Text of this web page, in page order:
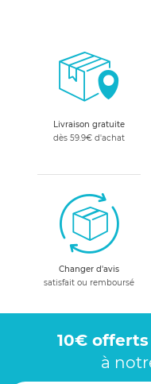
Livraison gratuite
dès 59.9€ d'achat
Changer d'avis
satisfait ou remboursé
10€ offerts
à